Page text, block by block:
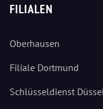
FILIALEN
Oberhausen
Filiale Dortmund
Schlüsseldienst